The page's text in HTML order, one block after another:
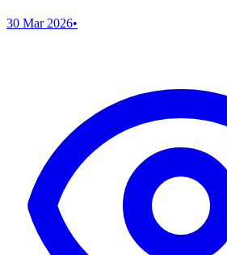
30 Mar 2026•